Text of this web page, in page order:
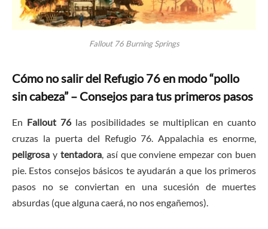
Fallout 76 Burning Springs
Cómo no salir del Refugio 76 en modo “pollo
sin cabeza” – Consejos para tus primeros pasos
En Fallout 76las posibilidades se multiplican en cuanto
cruzas la puerta del Refugio 76. Appalachia es enorme,
peligrosa y tentadora, así que conviene empezar con buen
pie. Estos consejos básicos te ayudarán a que los primeros
pasos no se conviertan en una sucesión de muertes
absurdas (que alguna caerá, no nos engañemos).